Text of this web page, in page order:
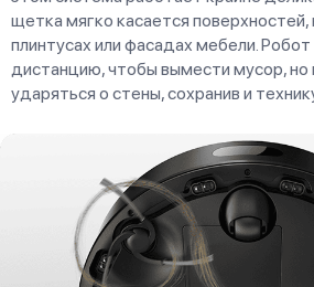
щетка мягко касается поверхностей,
плинтусах или фасадах мебели.
дистанцию, чтобы вымести мусор, но
ударяться о стены, сохранив и